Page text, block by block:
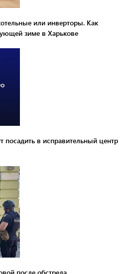
или инверторы. Как
зиме в Харькове
в исправительный центр